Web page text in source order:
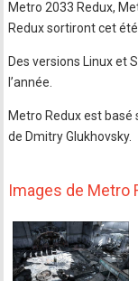
Metro 2033 Redux,
Redux sortiront cet
Des versions Linux et
l’année.
Metro Redux est basé
de Dmitry Glukhovsky.
Images de Metro